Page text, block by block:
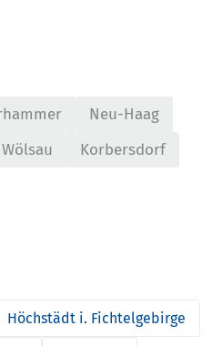
Neu-Haag
Wölsau Korbersdorf
Höchstädt i. Fichtelgebirge